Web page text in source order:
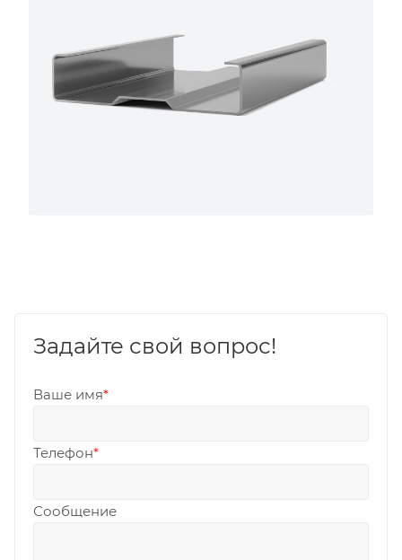
Задайте свой вопрос!
Ваше имя*
Телефон*
Сообщение